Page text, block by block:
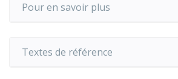
Pour en savoir plus
Textes de référence